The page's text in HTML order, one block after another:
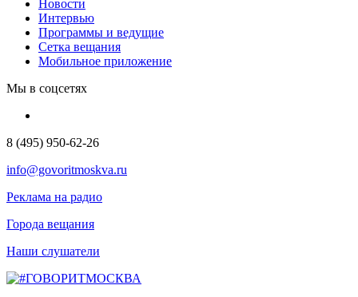
Новости
Интервью
Программы и ведущие
Сетка вещания
Мобильное приложение
Мы в соцсетях
8 (495) 950-62-26
info@govoritmoskva.ru
Реклама на радио
Города вещания
Наши слушатели